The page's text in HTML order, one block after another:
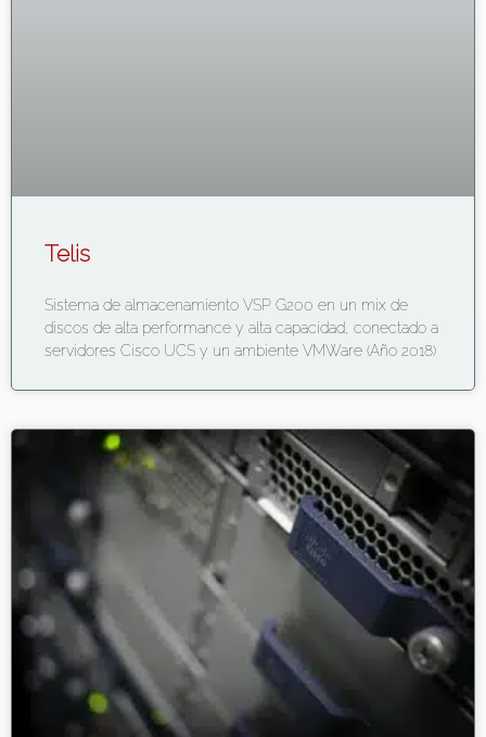
Telis
Sistema de almacenamiento VSP G200 en un mix de
discos de alta performance y alta capacidad, conectado a
servidores Cisco UCS y un ambiente VMWare (Año 2018)